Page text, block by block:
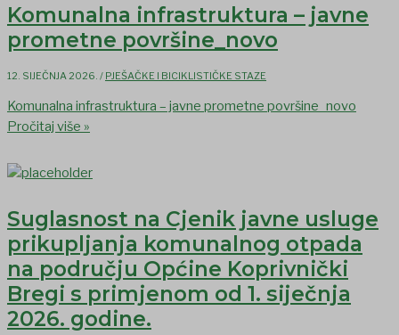
Komunalna infrastruktura – javne
prometne površine_novo
12. SIJEČNJA 2026. / PJEŠAČKE I BICIKLISTIČKE STAZE
Komunalna infrastruktura – javne prometne površine_novo
Pročitaj više »
Suglasnost na Cjenik javne usluge
prikupljanja komunalnog otpada
na području Općine Koprivnički
Bregi s primjenom od 1. siječnja
2026. godine.